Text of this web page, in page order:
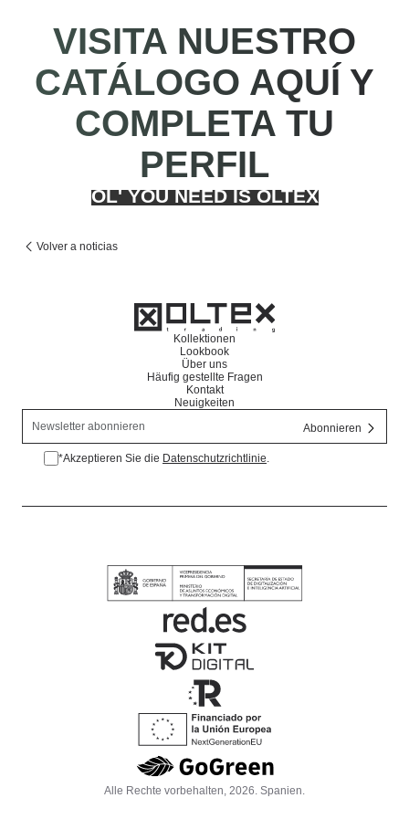
VISITA NUESTRO
CATÁLOGO AQUÍ Y
COMPLETA TU
PERFIL
OL' YOU NEED IS OLTEX
Volver a noticias
Kollektionen
Lookbook
Über uns
Häufig gestellte Fragen
Kontakt
Neuigkeiten
*Datenschutzrichtlinie akzeptieren.
*Akzeptieren Sie die Datenschutzrichtlinie.
Alle Rechte vorbehalten, 2026. Spanien.